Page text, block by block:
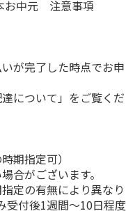
お中元 注意事項
が完了した時点でお申
について」をご覧くだ
期指定可）
合がございます。
定の有無により異なり
受付後1週間～10日程度